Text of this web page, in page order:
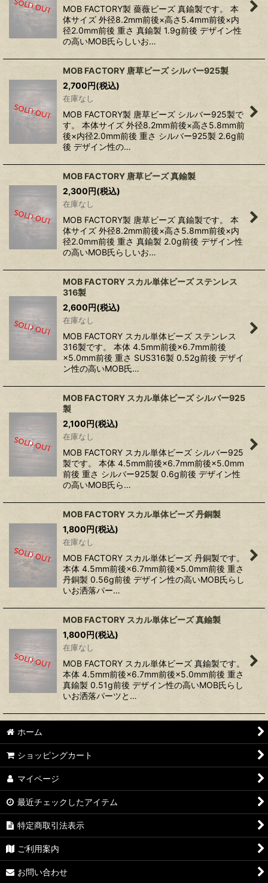
MOB FACTORY製 薔薇ビーズ 真鍮製です。 本
体サイズ 外径8.2mm前後×高さ5.4mm前後×内
径2.0mm前後 重さ 真鍮製 1.9g前後 デザイン性
の高いMOB氏らしいお…
MOB FACTORY 唐草ビーズ シルバー925製
2,700円(税込)
在庫なし
MOB FACTORY製 唐草ビーズ シルバー925製で
す。 本体サイズ 外径8.2mm前後×高さ5.8mm前
後×内径2.0mm前後 重さ シルバー925製 2.6g前
後 デザイン性の…
MOB FACTORY 唐草ビーズ 真鍮製
2,300円(税込)
在庫なし
MOB FACTORY製 唐草ビーズ 真鍮製です。 本
体サイズ 外径8.2mm前後×高さ5.8mm前後×内
径2.0mm前後 重さ 真鍮製 2.0g前後 デザイン性
の高いMOB氏らしいお…
MOB FACTORY スカル単体ビーズ ステンレス
316製
2,600円(税込)
在庫なし
MOB FACTORY スカル単体ビーズ ステンレス
316製です。 本体 4.5mm前後×6.7mm前後
×5.0mm前後 重さ SUS316製 0.52g前後 デザイ
ン性の高いMOB氏…
MOB FACTORY スカル単体ビーズ シルバー925
製
2,100円(税込)
在庫なし
MOB FACTORY スカル単体ビーズ シルバー925
製です。 本体 4.5mm前後×6.7mm前後×5.0mm
前後 重さ シルバー925製 0.6g前後 デザイン性
の高いMOB氏ら…
MOB FACTORY スカル単体ビーズ 丹銅製
1,800円(税込)
在庫なし
MOB FACTORY スカル単体ビーズ 丹銅製です。
本体 4.5mm前後×6.7mm前後×5.0mm前後 重さ
丹銅製 0.56g前後 デザイン性の高いMOB氏らし
いお洒落パー…
MOB FACTORY スカル単体ビーズ 真鍮製
1,800円(税込)
在庫なし
MOB FACTORY スカル単体ビーズ 真鍮製です。
本体 4.5mm前後×6.7mm前後×5.0mm前後 重さ
真鍮製 0.51g前後 デザイン性の高いMOB氏らし
いお洒落パーツと…
ホーム
ショッピングカート
マイページ
最近チェックしたアイテム
特定商取引法表示
ご利用案内
お問い合わせ